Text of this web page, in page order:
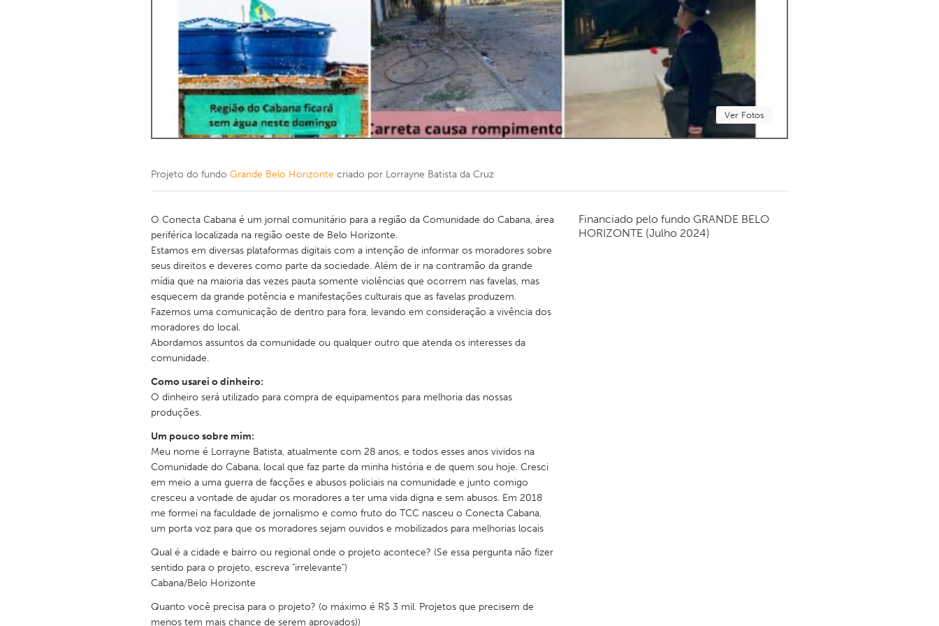
Ver Fotos
Projeto do fundo Grande Belo Horizonte criado por Lorrayne Batista da Cruz
O Conecta Cabana é um jornal comunitário para a região da Comunidade do Cabana, área
periférica localizada na região oeste de Belo Horizonte.
Estamos em diversas plataformas digitais com a intenção de informar os moradores sobre
seus direitos e deveres como parte da sociedade. Além de ir na contramão da grande
mídia que na maioria das vezes pauta somente violências que ocorrem nas favelas, mas
esquecem da grande potência e manifestações culturais que as favelas produzem.
Fazemos uma comunicação de dentro para fora, levando em consideração a vivência dos
moradores do local.
Abordamos assuntos da comunidade ou qualquer outro que atenda os interesses da
comunidade.
Como usarei o dinheiro:
O dinheiro será utilizado para compra de equipamentos para melhoria das nossas
produções.
Um pouco sobre mim:
Meu nome é Lorrayne Batista, atualmente com 28 anos, e todos esses anos vividos na
Comunidade do Cabana, local que faz parte da minha história e de quem sou hoje. Cresci
em meio a uma guerra de facções e abusos policiais na comunidade e junto comigo
cresceu a vontade de ajudar os moradores a ter uma vida digna e sem abusos. Em 2018
me formei na faculdade de jornalismo e como fruto do TCC nasceu o Conecta Cabana,
um porta voz para que os moradores sejam ouvidos e mobilizados para melhorias locais
Qual é a cidade e bairro ou regional onde o projeto acontece? (Se essa pergunta não fizer
sentido para o projeto, escreva "irrelevante")
Cabana/Belo Horizonte
Quanto você precisa para o projeto? (o máximo é R$ 3 mil. Projetos que precisem de
menos tem mais chance de serem aprovados))
Financiado pelo fundo GRANDE BELO
HORIZONTE (Julho 2024)